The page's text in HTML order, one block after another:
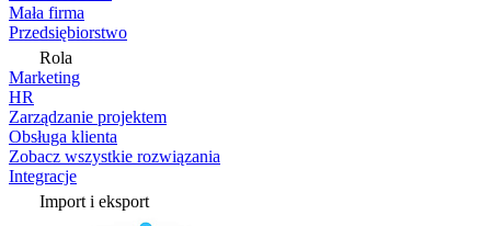
Mała firma
Przedsiębiorstwo
Rola
Marketing
HR
Zarządzanie projektem
Obsługa klienta
Zobacz wszystkie rozwiązania
Integracje
Import i eksport